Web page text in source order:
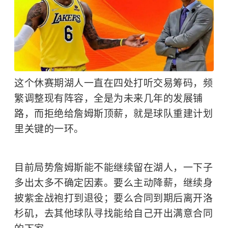
这个休赛期湖人一直在四处打听交易筹码，频
繁调整现有阵容，全是为未来几年的发展铺
路，而拒绝给詹姆斯顶薪，就是球队重建计划
里关键的一环。
目前局势詹姆斯能不能继续留在湖人，一下子
多出太多不确定因素。要么主动降薪，继续身
披紫金战袍打到退役；要么合同到期后离开洛
杉矶，去其他球队寻找能给自己开出满意合同